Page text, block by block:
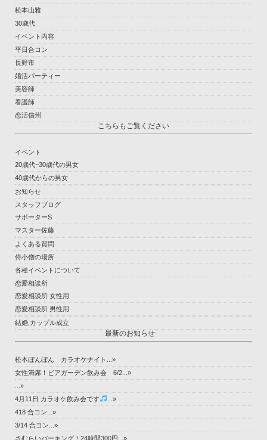
松本山雅
30歳代
イベント内容
平日合コン
長野市
婚活パーティー
美容師
看護師
恋活信州
こちらもご覧ください
イベント
20歳代~30歳代の男女
40歳代からの男女
お知らせ
スタッフブログ
サポーターS
マスター佐藤
よくある質問
侍小僧の場所
各種イベントについて
恋愛相談所
恋愛相談所 女性用
恋愛相談所 男性用
結婚,カップル成立
最新のお知らせ
松本ぼんぼん カラオケナイト...»
女性満席！ビアガーデン飲み会 6/2...»
...»
4月11日 カラオケ飲み会です
...»
418 合コン...»
3/14 合コン...»
さむらいパーキング！24時間300円...»